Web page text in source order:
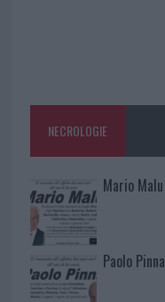
NECROLOGIE
Mario Malu
Paolo Pinna